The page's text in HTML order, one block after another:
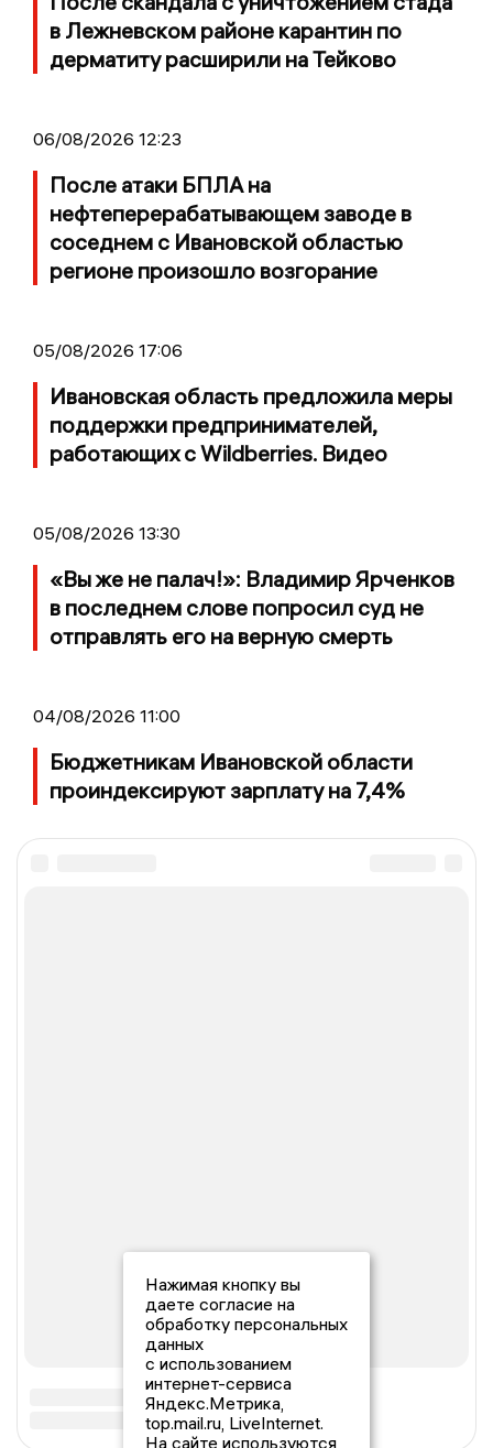
в Лежневском районе карантин по
дерматиту расширили на Тейково
06/08/2026 12:23
После атаки БПЛА на
нефтеперерабатывающем заводе в
соседнем с Ивановской областью
регионе произошло возгорание
05/08/2026 17:06
Ивановская область предложила меры
поддержки предпринимателей,
работающих с Wildberries. Видео
05/08/2026 13:30
«Вы же не палач!»: Владимир Ярченков
в последнем слове попросил суд не
отправлять его на верную смерть
04/08/2026 11:00
Бюджетникам Ивановской области
проиндексируют зарплату на 7,4%
Нажимая кнопку вы
даете согласие на
обработку персональных
данных
с использованием
интернет-сервиса
Яндекс.Метрика,
top.mail.ru, LiveInternet.
На сайте используются